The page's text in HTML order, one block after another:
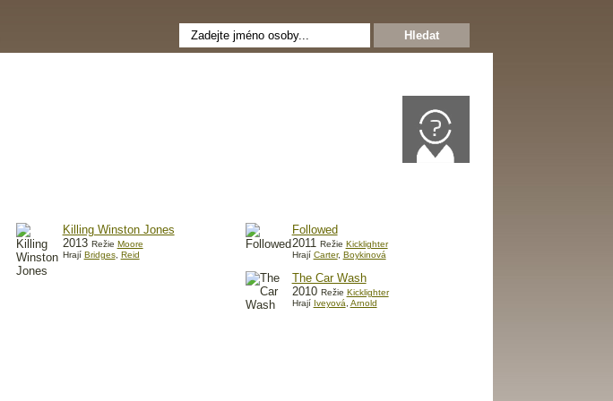
Killing Winston Jones
2013 Režie Moore
Hrají Bridges, Reid
Followed
2011
Režie Kicklighter
Hrají Carter, Boykinová
The Car Wash
2010 Režie Kicklighter
Hrají Iveyová Arnold